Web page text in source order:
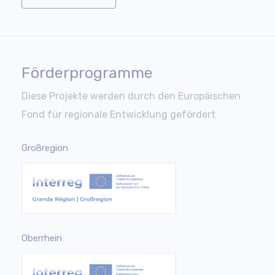
Förderprogramme
Diese Projekte werden durch den Europäischen
Fond für regionale Entwicklung gefördert
Großregion
Oberrhein